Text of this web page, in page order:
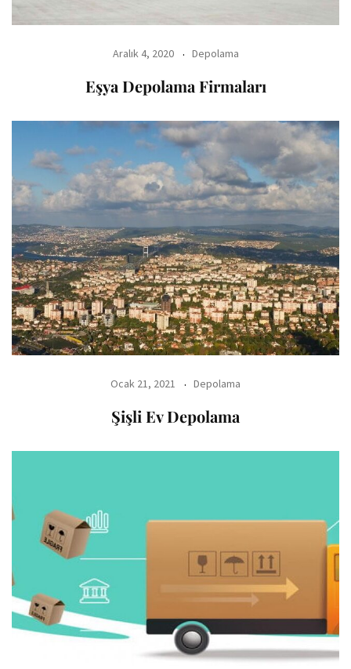
Aralık 4, 2020 Depolama
Eşya Depolama Firmaları
Ocak 21, 2021 Depolama
Şişli Ev Depolama